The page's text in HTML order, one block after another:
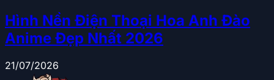
Hình Nền Điện Thoại Hoa Anh Đào
Anime Đẹp Nhất 2026
21/07/2026